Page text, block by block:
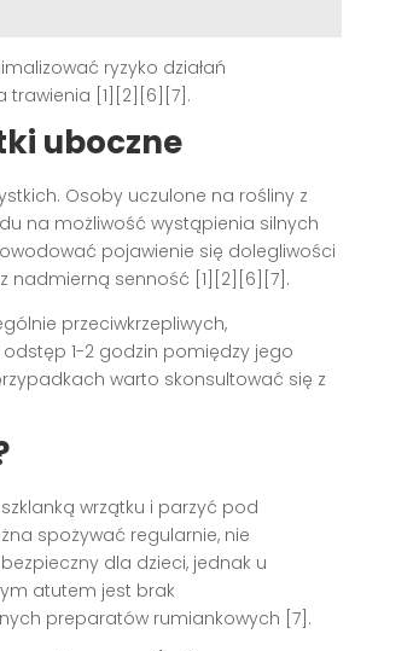
ryzyko działań
trawienia [1][2][6][7].
uboczne
Osoby uczulone na rośliny z
na możliwość wystąpienia silnych
pojawienie się dolegliwości
nadmierną senność [1][2][6][7].
przeciwkrzepliwych,
1-2 godzin pomiędzy jego
warto skonsultować się z
szklanką wrzątku i parzyć pod
spożywać regularnie, nie
dla dzieci, jednak u
atutem jest brak
preparatów rumiankowych [7].